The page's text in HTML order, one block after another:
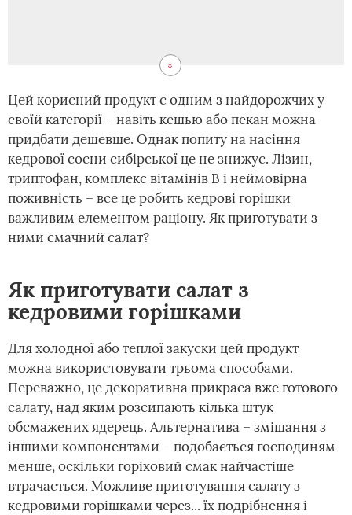
Цей корисний продукт є одним з найдорожчих у
своїй категорії – навіть кешью або пекан можна
придбати дешевше. Однак попиту на насіння
кедрової сосни сибірської це не знижує. Лізин,
триптофан, комплекс вітамінів В і неймовірна
поживність – все це робить кедрові горішки
важливим елементом раціону. Як приготувати з
ними смачний салат?
Як приготувати салат з
кедровими горішками
Для холодної або теплої закуски цей продукт
можна використовувати трьома способами.
Переважно, це декоративна прикраса вже готового
салату, над яким розсипають кілька штук
обсмажених ядерець. Альтернатива – змішання з
іншими компонентами – подобається господиням
менше, оскільки горіховий смак найчастіше
втрачається. Можливе приготування салату з
кедровими горішками через... їх подрібнення і